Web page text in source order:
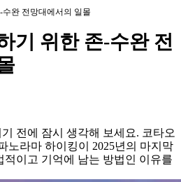
완 전망대에서의 일몰
기 위한 존-수완 전
전에 잠시 생각해 보세요. 코타오
노라마 하이킹이 2025년의 마지막
적이고 기억에 남는 방법인 이유를